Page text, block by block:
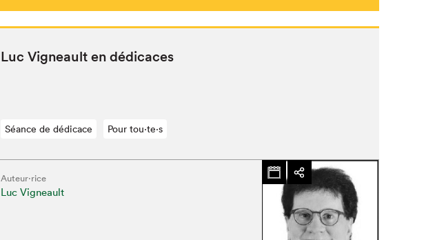
Luc Vigneault en dédicaces
Séance de dédicace Pour tou⋅te⋅s
Auteur·rice
Luc Vigneault